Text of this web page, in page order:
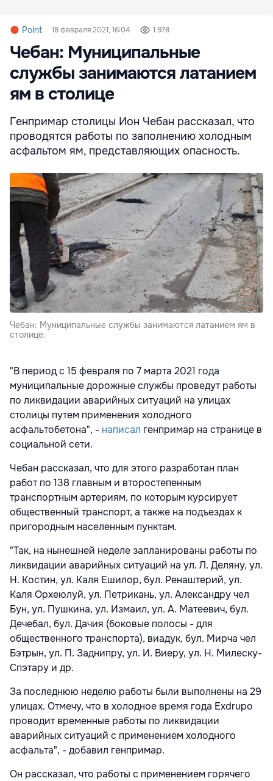
Point 18 февраля 2021, 16:04 1 978
Чебан: Муниципальные
службы занимаются латанием
ям в столице
Генпримар столицы Ион Чебан рассказал, что
проводятся работы по заполнению холодным
асфальтом ям, представляющих опасность.
Чебан: Муниципальные службы занимаются латанием ям в
столице.
"В период с 15 февраля по 7 марта 2021 года
муниципальные дорожные службы проведут работы
по ликвидации аварийных ситуаций на улицах
столицы путем применения холодного
асфальтобетона", - написал генпримар на странице в
социальной сети.
Чебан рассказал, что для этого разработан план
работ по 138 главным и второстепенным
транспортным артериям, по которым курсирует
общественный транспорт, а также на подъездах к
пригородным населенным пунктам.
"Так, на нынешней неделе запланированы работы по
ликвидации аварийных ситуаций на ул. Л. Деляну, ул.
Н. Костин, ул. Каля Ешилор, бул. Ренаштерий, ул.
Каля Орхеюлуй, ул. Петрикань, ул. Александру чел
Бун, ул. Пушкина, ул. Измаил, ул. А. Матеевич, бул.
Дечебал, бул. Дачия (боковые полосы - для
общественного транспорта), виадук, бул. Мирча чел
Бэтрын, ул. П. Заднипру, ул. И. Виеру, ул. Н. Милеску-
Спэтару и др.
За последнюю неделю работы были выполнены на 29
улицах. Отмечу, что в холодное время года Exdrupo
проводит временные работы по ликвидации
аварийных ситуаций с применением холодного
асфальта", - добавил генпримар.
Он рассказал, что работы с применением горячего